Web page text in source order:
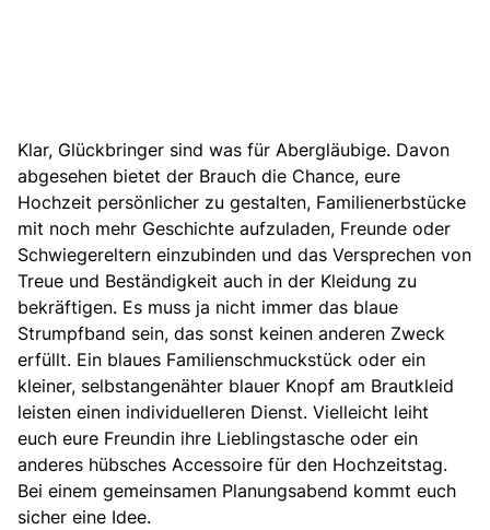
Klar, Glückbringer sind was für Abergläubige. Davon
abgesehen bietet der Brauch die Chance, eure
Hochzeit persönlicher zu gestalten, Familienerbstücke
mit noch mehr Geschichte aufzuladen, Freunde oder
Schwiegereltern einzubinden und das Versprechen von
Treue und Beständigkeit auch in der Kleidung zu
bekräftigen. Es muss ja nicht immer das blaue
Strumpfband sein, das sonst keinen anderen Zweck
erfüllt. Ein blaues Familienschmuckstück oder ein
kleiner, selbstangenähter blauer Knopf am Brautkleid
leisten einen individuelleren Dienst. Vielleicht leiht
euch eure Freundin ihre Lieblingstasche oder ein
anderes hübsches Accessoire für den Hochzeitstag.
Bei einem gemeinsamen Planungsabend kommt euch
sicher eine Idee.